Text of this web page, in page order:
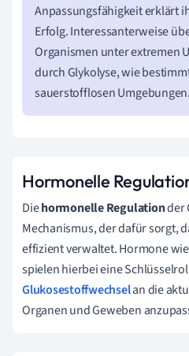
Anpassungsfähigkeit erklärt
Erfolg. Interessanterweise
Organismen unter extremen
durch Glykolyse, wie
sauerstofflosen Umgebungen.
Hormonelle
Diehormonelle Regulationder
Mechanismus, der dafür sorgt,
effizient verwaltet. Hormone
spielen hierbei eine
Glukosestoffwechselan die
Organen und Geweben